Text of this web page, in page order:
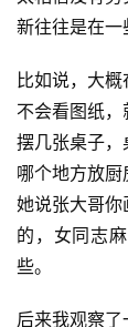
企
业
大
全
考
察
公
开
课
标
新往往是在一
比如说，大
不会看图纸
摆几张桌子，
哪个地方放
她说张大哥你
的，女同志
些。
后来我观察